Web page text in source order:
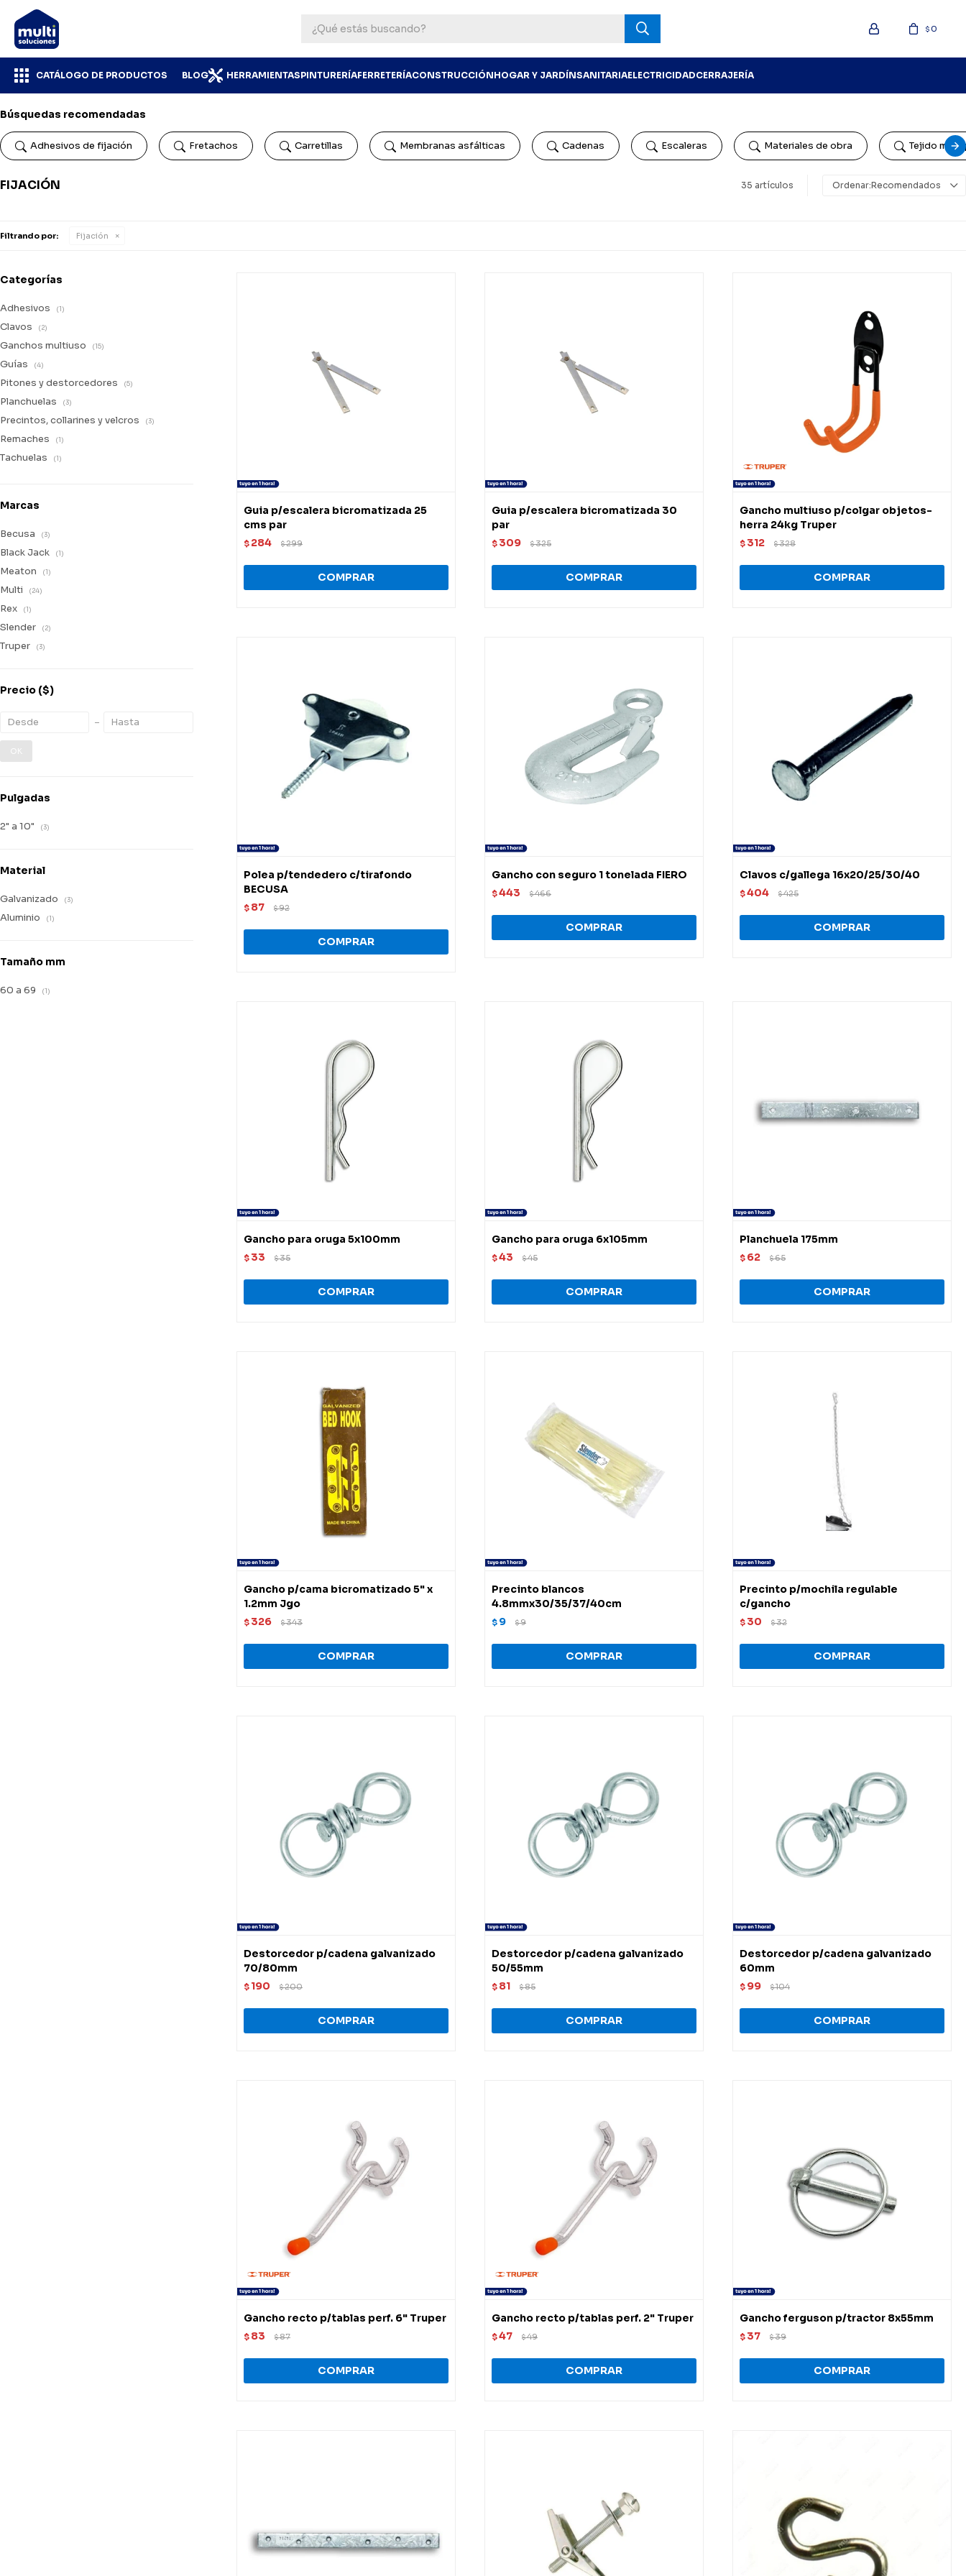
CATÁLOGO DE PRODUCTOS BLOG HERRAMIENTASPINTURERÍAFERRETERÍACONSTRUCCIÓNHOGAR Y JARDÍNSANITARIAELECTRICIDADCERRAJERÍA
$0
Búsquedas recomendadas
Adhesivos de fijación Fretachos Carretillas Membranas asfálticas Cadenas Escaleras Materiales de obra Tejido
FIJACIÓN 35 artículos Recomendados
Filtrando por: Fijación
Guia p/escalera bicromatizada 25
cms par
$ 284 $299
Guia p/escalera bicromatizada 30
par
$ 309 $325
Gancho multiuso p/colgar objetos-
herra 24kg Truper
$ 312 $328
Polea p/tendedero c/tirafondo
BECUSA
$ 87 $92
Gancho con seguro 1 tonelada FIERO
$443 $466
Clavos c/gallega 16x20/25/30/40
$404 $425
Gancho para oruga 5x100mm
$ 33 $35
Gancho para oruga 6x105mm
$43 $45
Planchuela 175mm
$ 62 $65
Gancho p/cama bicromatizado 5" x
1.2mm Jgo
$ 326 $343
Precinto blancos
4.8mmx30/35/37/40cm
$ 9 $9
Precinto p/mochila regulable
c/gancho
$ 30 $32
Destorcedor p/cadena galvanizado
70/80mm
$ 190 $200
Destorcedor p/cadena galvanizado
50/55mm
$ 81 $85
Destorcedor p/cadena galvanizado
60mm
$ 99 $104
Gancho recto p/tablas perf. 6" Truper
$ 83 $87
Gancho recto p/tablas perf. 2" Truper
$47 $49
Gancho ferguson p/tractor 8x55mm
$ 37 $39
Categorías
Adhesivos (1)
Clavos (2)
Ganchos multiuso (15)
Guías (4)
Pitones y destorcedores (5)
Planchuelas (3)
Precintos, collarines y velcros (3)
Remaches (1)
Tachuelas (1)
Marcas
Becusa (3)
Black Jack (1)
Meaton (1)
Multi (24)
Rex (1)
Slender (2)
Truper (3)
Precio ($)
OK
Pulgadas
2" a 10" (3)
Material
Galvanizado (3)
Aluminio (1)
Tamaño mm
60 a 69 (1)